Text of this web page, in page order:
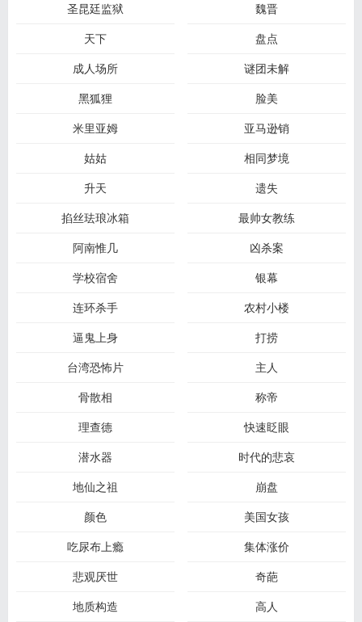
圣昆廷监狱
魏晋
天下
盘点
成人场所
谜团未解
黑狐狸
脸美
米里亚姆
亚马逊销
姑姑
相同梦境
升天
遗失
掐丝珐琅冰箱
最帅女教练
阿南惟几
凶杀案
学校宿舍
银幕
连环杀手
农村小楼
逼鬼上身
打捞
台湾恐怖片
主人
骨散相
称帝
理查德
快速眨眼
潜水器
时代的悲哀
地仙之祖
崩盘
颜色
美国女孩
吃尿布上瘾
集体涨价
悲观厌世
奇葩
地质构造
高人